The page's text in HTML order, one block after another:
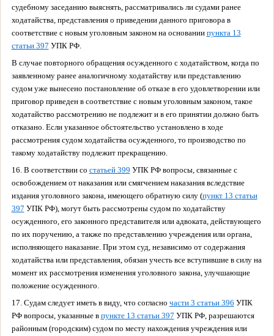
судебному заседанию выяснять, рассматривались ли судами ранее
ходатайства, представления о приведении данного приговора в
соответствие с новым уголовным законом на основании пункта 13
статьи 397 УПК РФ.
В случае повторного обращения осужденного с ходатайством, когда по
заявленному ранее аналогичному ходатайству или представлению
судом уже вынесено постановление об отказе в его удовлетворении или
приговор приведен в соответствие с новым уголовным законом, такое
ходатайство рассмотрению не подлежит и в его принятии должно быть
отказано. Если указанное обстоятельство установлено в ходе
рассмотрения судом ходатайства осужденного, то производство по
такому ходатайству подлежит прекращению.
16. В соответствии со статьей 399 УПК РФ вопросы, связанные с
освобождением от наказания или смягчением наказания вследствие
издания уголовного закона, имеющего обратную силу (пункт 13 статьи
397 УПК РФ), могут быть рассмотрены судом по ходатайству
осужденного, его законного представителя или адвоката, действующего
по их поручению, а также по представлению учреждения или органа,
исполняющего наказание. При этом суд, независимо от содержания
ходатайства или представления, обязан учесть все вступившие в силу на
момент их рассмотрения изменения уголовного закона, улучшающие
положение осужденного.
17. Судам следует иметь в виду, что согласно части 3 статьи 396 УПК
РФ вопросы, указанные в пункте 13 статьи 397 УПК РФ, разрешаются
районным (городским) судом по месту нахождения учреждения или